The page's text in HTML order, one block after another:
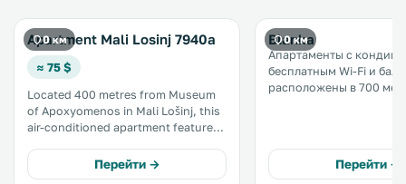
0 км
Apartment Mali Losinj 7940a
≈ 75 $
Located 400 metres from Museum
of Apoxyomenos in Mali Lošinj, this
air-conditioned apartment features
100 metres from Losinj Castle. The
unit fitted with a kitchen with an
Перейти →
0 км
Blanka
Апартаменты с
бесплатным Wi-Fi и
расположены в 700
Перейти →